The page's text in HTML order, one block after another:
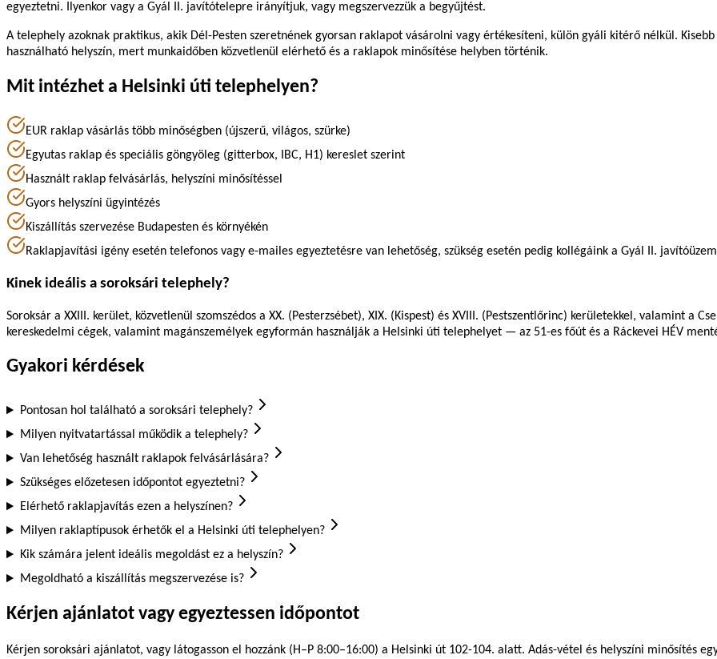
egyeztetni. Ilyenkor vagy a Gyál II. javítótelepre irányítjuk, vagy megszervezzük a begyűjtést.
A telephely azoknak praktikus, akik Dél-Pesten szeretnének gyorsan raklapot vásárolni vagy értékesíteni, külön gyáli kitérő nélkül.
használható helyszín, mert munkaidőben közvetlenül elérhető és a raklapok minősítése helyben történik.
Mit intézhet a Helsinki úti telephelyen?
EUR raklap vásárlás több minőségben (újszerű, világos, szürke)
Egyutas raklap és speciális göngyöleg (gitterbox, IBC, H1) kereslet szerint
Használt raklap felvásárlás, helyszíni minősítéssel
Gyors helyszíni ügyintézés
Kiszállítás szervezése Budapesten és környékén
Raklapjavítási igény esetén telefonos vagy e-mailes egyeztetésre van lehetőség, szükség esetén pedig kollégáink a Gyál II.
Kinek ideális a soroksári telephely?
Soroksár a XXIII. kerület, közvetlenül szomszédos a XX. (Pesterzsébet), XIX. (Kispest) és XVIII. (Pestszentlőrinc) kerületekkel, valamint a
kereskedelmi cégek, valamint magánszemélyek egyformán használják a Helsinki úti telephelyet — az 51-es főút és a Ráckevei HÉV
Gyakori kérdések
Pontosan hol található a soroksári telephely?
Milyen nyitvatartással működik a telephely?
Van lehetőség használt raklapok felvásárlására?
Szükséges előzetesen időpontot egyeztetni?
Elérhető raklapjavítás ezen a helyszínen?
Milyen raklaptípusok érhetők el a Helsinki úti telephelyen?
Kik számára jelent ideális megoldást ez a helyszín?
Megoldható a kiszállítás megszervezése is?
Kérjen ajánlatot vagy egyeztessen időpontot
Kérjen soroksári ajánlatot, vagy látogasson el hozzánk (H–P 8:00–16:00) a Helsinki út 102-104. alatt. Adás-vétel és helyszíni minősítés